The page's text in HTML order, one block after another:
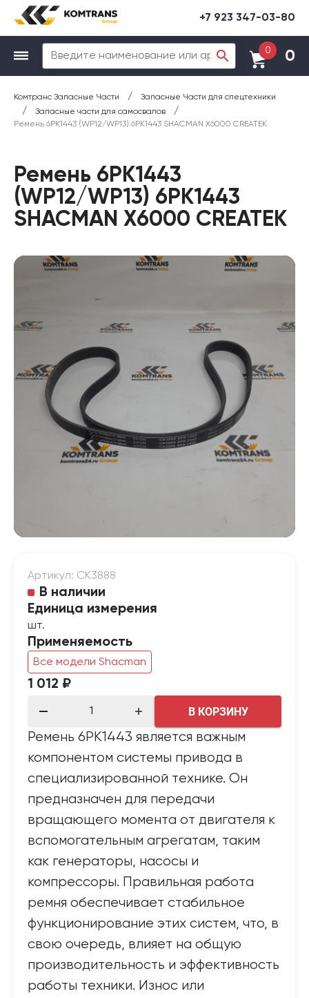
+7 923 347-03-80
0 0
Комтранс Запасные Части / Запасные Части для спецтехники
/ Запасные части для самосвалов /
Ремень 6PK1443 (WP12/WP13) 6PK1443 SHACMAN X6000 CREATEK
Ремень 6PK1443
(WP12/WP13) 6PK1443
SHACMAN X6000 CREATEK
Артикул: CK3888
В наличии
Единица измерения
шт.
Применяемость
Все модели Shacman
1 012 ₽
В КОРЗИНУ
Ремень 6PK1443 является важным
компонентом системы привода в
специализированной технике. Он
предназначен для передачи
вращающего момента от двигателя к
вспомогательным агрегатам, таким
как генераторы, насосы и
компрессоры. Правильная работа
ремня обеспечивает стабильное
функционирование этих систем, что, в
свою очередь, влияет на общую
производительность и эффективность
работы техники. Износ или